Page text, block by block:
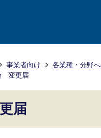
事業者向け 各業種・分野
変更届
届